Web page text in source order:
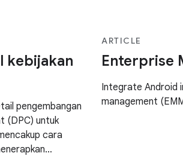
kebijakan
pengembangan
(DPC) untuk
cara
ARTICLE
Enterprise
Integrate Android
management